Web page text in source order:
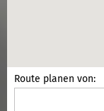
Route planen von: